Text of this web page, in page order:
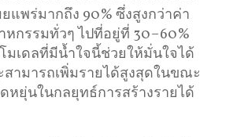
แพร่มากถึง 90% ซึ่งสูงกว่าค่า
หกรรมทั่วๆ ไปที่อยู่ที่ 30–60%
มเดลที่มีน้ำใจนี้ช่วยให้มั่นใจได้
ามารถเพิ่มรายได้สูงสุดในขณะ
หยุ่นในกลยุทธ์การสร้างรายได้